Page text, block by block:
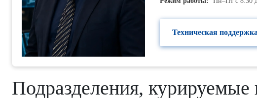
Техническая поддержка
Подразделения, курируемые